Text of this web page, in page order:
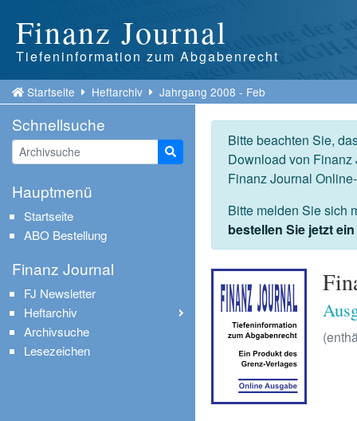
Finanz Journal
Tiefeninformation zum Abgabenrecht
Startseite Heftarchiv Jahrgang 2008 - Feb
Bitte beachten Sie,
Download von
Finanz Journal
Bitte melden Sie sich
bestellen Sie jetzt
Schnellsuche
Suche starten
Hauptmenü
Startseite
ABO Bestellung
Finanz Journal
FJ Newsletter
Heftarchiv
Archivsuche
Lesezeichen